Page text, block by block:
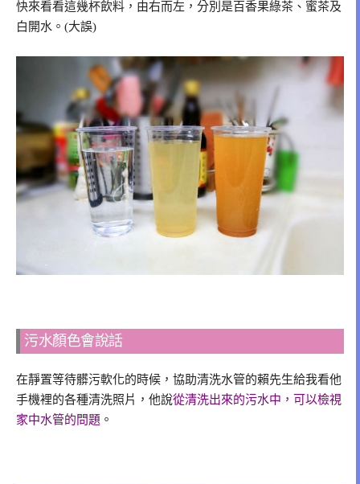
快來看看這幾杯飲料，由右而左，分別是百香果綠茶、蜜茶及
白開水。(大誤)
污水顏色會說話
在靜置等待髒污軟化的時候，協助清洗水管的賴先生給我看他
手機裡的各種清洗照片，他說從清洗出來的污水中，可以檢視
家中水管的問題 。